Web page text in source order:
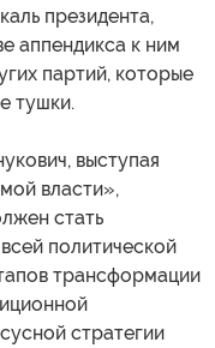
президента,
аппендикса к ним
партий, которые
тушки.
выступая
власти»,
стать
политической
трансформации
стратегии